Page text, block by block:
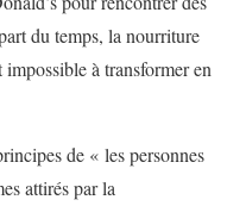
du temps, la nourriture
à transformer en
de « les personnes
attirés par la